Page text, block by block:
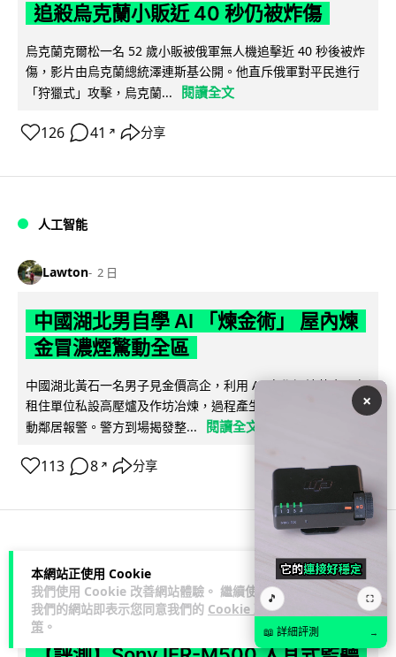
本網站正使用 Cookie
我們使用 Cookie 改善網站體驗。 繼續使用
我們的網站即表示您同意我們的 Cookie 政
策 。
追殺烏克蘭小販近 40 秒仍被炸傷
烏克蘭克爾松一名 52 歲小販被俄軍無人機追擊近 40 秒後被炸
傷，影片由烏克蘭總統澤連斯基公開。他直斥俄軍對平民進行
「狩獵式」攻擊，烏克蘭...
閱讀全文
126 41 ↗ 分享
人工智能
Lawton 2 日
中國湖北男自學 AI 「煉金術」 屋內煉
金冒濃煙驚動全區
中國湖北黃石一名男子見金價高企，利用 AI 自學提煉黃金，在
租住單位私設高壓爐及作坊冶煉，過程產生大量刺鼻濃煙，驚
動鄰居報警。警方到場揭發整...
閱讀全文
113 8 ↗ 分享
Lawton 2 日 89
×
🎵 ⛶
📖 詳細評測 →